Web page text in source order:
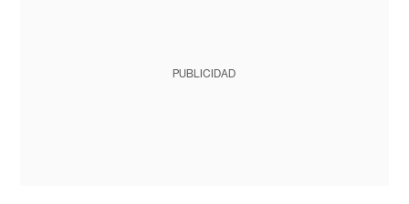
PUBLICIDAD